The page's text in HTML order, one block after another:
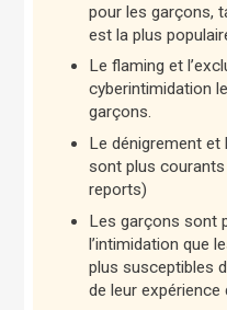
pour les garçons,
est la plus
Le flaming et
cyberintimidation
garçons.
Le dénigrement et
sont plus
reports)
Les garçons sont
l’intimidation que
plus susceptibles
de leur expérience